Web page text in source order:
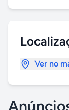
Ver no